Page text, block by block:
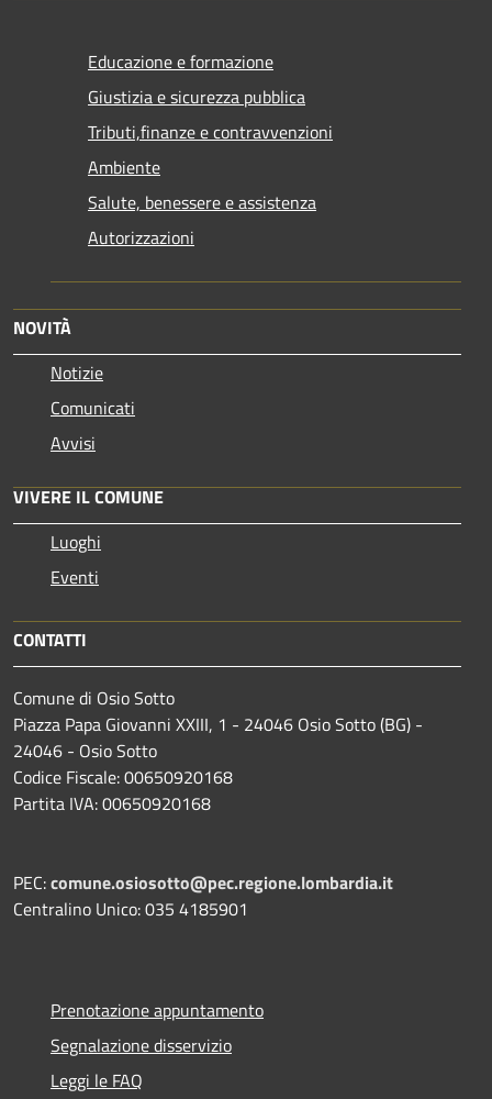
Educazione e formazione
Giustizia e sicurezza pubblica
Tributi,finanze e contravvenzioni
Ambiente
Salute, benessere e assistenza
Autorizzazioni
NOVITÀ
Notizie
Comunicati
Avvisi
VIVERE IL COMUNE
Luoghi
Eventi
CONTATTI
Comune di Osio Sotto
Piazza Papa Giovanni XXIII, 1 - 24046 Osio Sotto (BG) -
24046 - Osio Sotto
Codice Fiscale: 00650920168
Partita IVA: 00650920168
PEC:comune.osiosotto@pec.regione.lombardia.it
Centralino Unico: 035 4185901
Prenotazione appuntamento
Segnalazione disservizio
Leggi le FAQ